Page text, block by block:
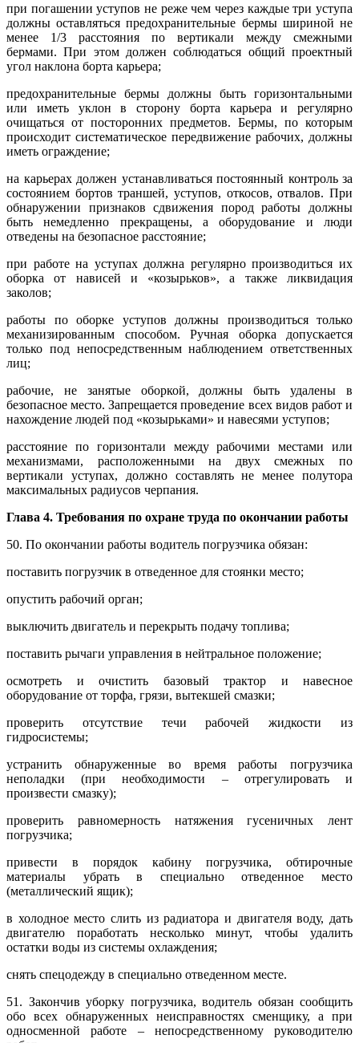
при погашении уступов не реже чем через каждые три уступа
должны оставляться предохранительные бермы шириной не
менее 1/3 расстояния по вертикали между смежными
бермами. При этом должен соблюдаться общий проектный
угол наклона борта карьера;
предохранительные бермы должны быть горизонтальными
или иметь уклон в сторону борта карьера и регулярно
очищаться от посторонних предметов. Бермы, по которым
происходит систематическое передвижение рабочих, должны
иметь ограждение;
на карьерах должен устанавливаться постоянный контроль за
состоянием бортов траншей, уступов, откосов, отвалов. При
обнаружении признаков сдвижения пород работы должны
быть немедленно прекращены, а оборудование и люди
отведены на безопасное расстояние;
при работе на уступах должна регулярно производиться их
оборка от нависей и «козырьков», а также ликвидация
заколов;
работы по оборке уступов должны производиться только
механизированным способом. Ручная оборка допускается
только под непосредственным наблюдением ответственных
лиц;
рабочие, не занятые оборкой, должны быть удалены в
безопасное место. Запрещается проведение всех видов работ и
нахождение людей под «козырьками» и навесями уступов;
расстояние по горизонтали между рабочими местами или
механизмами, расположенными на двух смежных по
вертикали уступах, должно составлять не менее полутора
максимальных радиусов черпания.
Глава 4. Требования по охране труда по окончании работы
50. По окончании работы водитель погрузчика обязан:
поставить погрузчик в отведенное для стоянки место;
опустить рабочий орган;
выключить двигатель и перекрыть подачу топлива;
поставить рычаги управления в нейтральное положение;
осмотреть и очистить базовый трактор и навесное
оборудование от торфа, грязи, вытекшей смазки;
проверить отсутствие течи рабочей жидкости из
гидросистемы;
устранить обнаруженные во время работы погрузчика
неполадки (при необходимости – отрегулировать и
произвести смазку);
проверить равномерность натяжения гусеничных лент
погрузчика;
привести в порядок кабину погрузчика, обтирочные
материалы убрать в специально отведенное место
(металлический ящик);
в холодное место слить из радиатора и двигателя воду, дать
двигателю поработать несколько минут, чтобы удалить
остатки воды из системы охлаждения;
снять спецодежду в специально отведенном месте.
51. Закончив уборку погрузчика, водитель обязан сообщить
обо всех обнаруженных неисправностях сменщику, а при
односменной работе – непосредственному руководителю